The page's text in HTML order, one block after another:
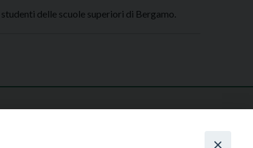
delle scuole superiori di Bergamo.